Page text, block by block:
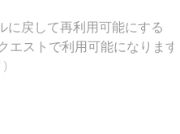
戻して再利用可能にする
ストで利用可能になりま
)